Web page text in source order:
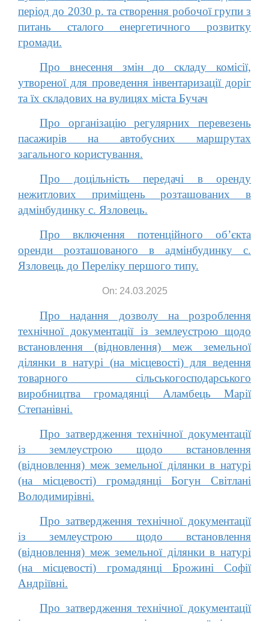
період до 2030 р. та створення робочої групи з
питань сталого енергетичного розвитку
громади.
Про внесення змін до складу комісії,
утвореної для проведення інвентаризації доріг
та їх складових на вулицях міста Бучач
Про організацію регулярних перевезень
пасажирів на автобусних маршрутах
загального користування.
Про доцільність передачі в оренду
нежитлових приміщень розташованих в
адмінбудинку с. Язловець.
Про включення потенційного об’єкта
оренди розташованого в адмінбудинку с.
Язловець до Переліку першого типу.
On: 24.03.2025
Про надання дозволу на розроблення
технічної документації із землеустрою щодо
встановлення (відновлення) меж земельної
ділянки в натурі (на місцевості) для ведення
товарного сільськогосподарського
виробництва громадянці Аламбець Марії
Степанівні.
Про затвердження технічної документації
із землеустрою щодо встановлення
(відновлення) меж земельної ділянки в натурі
(на місцевості) громадянці Богун Світлані
Володимирівні.
Про затвердження технічної документації
із землеустрою щодо встановлення
(відновлення) меж земельної ділянки в натурі
(на місцевості) громадянці Брожині Софії
Андріївні.
Про затвердження технічної документації